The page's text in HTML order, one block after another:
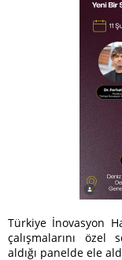
Türkiye İnovasyon
çalışmalarını özel
aldığı panelde ele